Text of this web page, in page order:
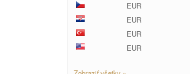
EUR
EUR
EUR
EUR